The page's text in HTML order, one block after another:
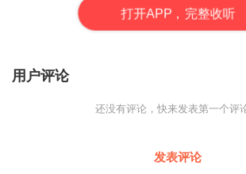
打开APP，完整收听
用户评论
还没有评论，快来发表第一个评
发表评论